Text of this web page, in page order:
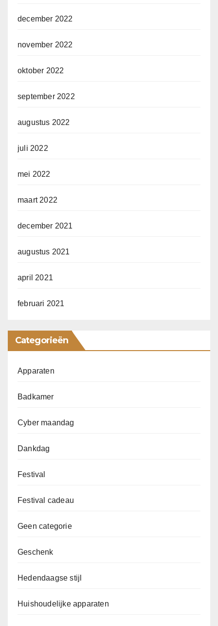
december 2022
november 2022
oktober 2022
september 2022
augustus 2022
juli 2022
mei 2022
maart 2022
december 2021
augustus 2021
april 2021
februari 2021
Categorieën
Apparaten
Badkamer
Cyber maandag
Dankdag
Festival
Festival cadeau
Geen categorie
Geschenk
Hedendaagse stijl
Huishoudelijke apparaten